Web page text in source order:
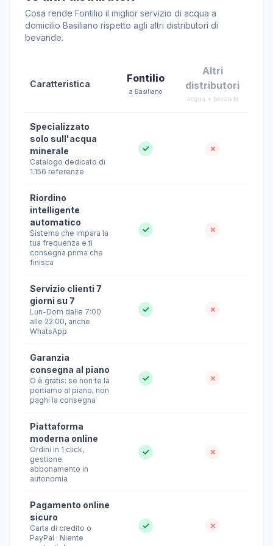
Cosa rende Fontilio il miglior servizio di acqua a
domicilio Basiliano rispetto agli altri distributori di
bevande.
Caratteristica Fontilio
a Basiliano
Altri
distributori
acqua + bevande
Specializzato
solo sull'acqua
minerale
Catalogo dedicato di
1.156 referenze
✓ ✗
Riordino
intelligente
automatico
Sistema che impara la
tua frequenza e ti
consegna prima che
finisca
✓ ✗
Servizio clienti 7
giorni su 7
Lun-Dom dalle 7:00
alle 22:00, anche
WhatsApp
✓ ✗
Garanzia
consegna al piano
O è gratis: se non te la
portiamo al piano, non
paghi la consegna
✓ ✗
Piattaforma
moderna online
Ordini in 1 click,
gestione
abbonamento in
autonomia
✓ ✗
Pagamento online
sicuro
Carta di credito o
PayPal · Niente
✓ ✗